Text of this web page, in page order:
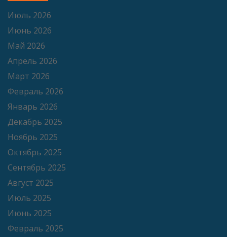
Июль 2026
Июнь 2026
Май 2026
Апрель 2026
Март 2026
Февраль 2026
Январь 2026
Декабрь 2025
Ноябрь 2025
Октябрь 2025
Сентябрь 2025
Август 2025
Июль 2025
Июнь 2025
Февраль 2025